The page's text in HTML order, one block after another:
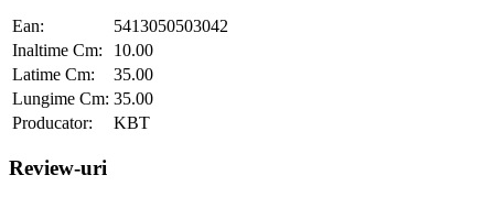
Ean:
5413050503042
Inaltime Cm:
10.00
Latime Cm:
35.00
Lungime Cm: 35.00
Producator:
KBT
Review-uri